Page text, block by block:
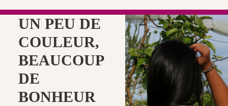
UN PEU DE
COULEUR,
BEAUCOUP
DE
BONHEUR